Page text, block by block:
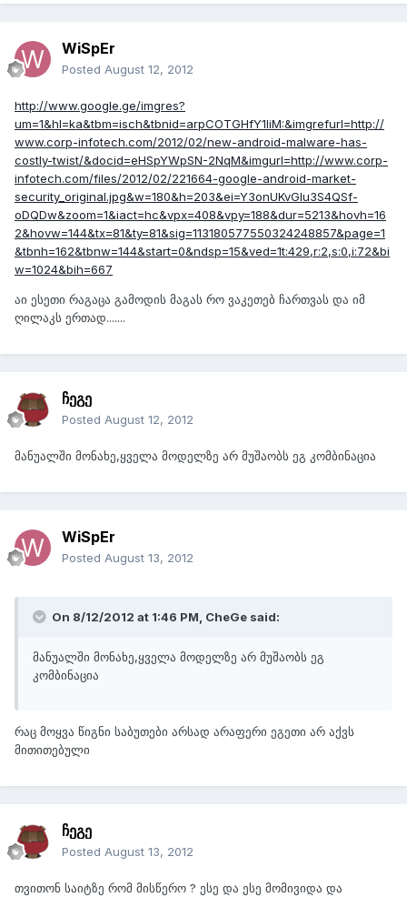
WiSpEr
Posted August 12, 2012
http://www.google.ge/imgres?
um=1&hl=ka&tbm=isch&tbnid=arpCOTGHfY1liM:&imgrefurl=http://
www.corp-infotech.com/2012/02/new-android-malware-has-
costly-twist/&docid=eHSpYWpSN-2NqM&imgurl=http://www.corp-
infotech.com/files/2012/02/221664-google-android-market-
security_original.jpg&w=180&h=203&ei=Y3onUKvGIu3S4QSf-
oDQDw&zoom=1&iact=hc&vpx=408&vpy=188&dur=5213&hovh=16
2&hovw=144&tx=81&ty=81&sig=113180577550324248857&page=1
&tbnh=162&tbnw=144&start=0&ndsp=15&ved=1t:429,r:2,s:0,i:72&bi
w=1024&bih=667
აი ესეთი რაგაცა გამოდის მაგას რო ვაკეთებ ჩართვას და იმ
ღილაკს ერთად.......
ჩეგე
Posted August 12, 2012
მანუალში მონახე,ყველა მოდელზე არ მუშაობს ეგ კომბინაცია
WiSpEr
Posted August 13, 2012
On 8/12/2012 at 1:46 PM, CheGe said:
მანუალში მონახე,ყველა მოდელზე არ მუშაობს ეგ
კომბინაცია
რაც მოყვა წიგნი საბუთები არსად არაფერი ეგეთი არ აქვს
მითითებული
ჩეგე
Posted August 13, 2012
თვითონ საიტზე რომ მისწერო ? ესე და ესე მომივიდა და